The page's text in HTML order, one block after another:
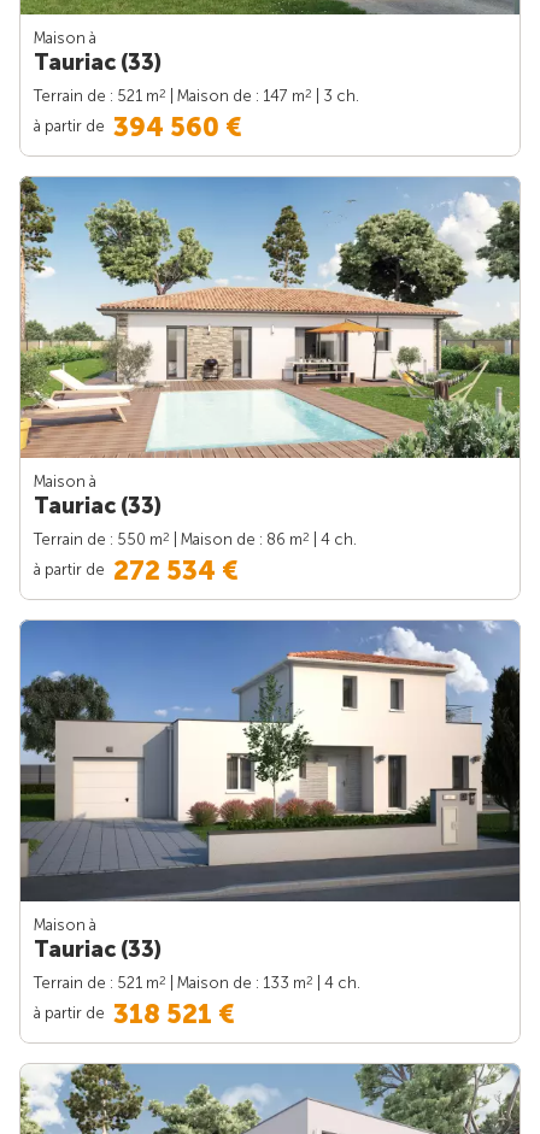
Maison à
Tauriac (33)
Terrain de : 521 m2 | Maison de : 147 m2
| 3 ch.
à partir de 394 560 €
Maison à
Tauriac (33)
Terrain de : 550 m2 | Maison de : 86 m2
| 4 ch.
à partir de 272 534 €
Maison à
Tauriac (33)
Terrain de : 521 m2 | Maison de : 133 m2
| 4 ch.
à partir de 318 521 €